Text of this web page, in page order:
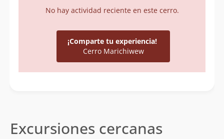
No hay actividad reciente en este cerro.
¡Comparte tu experiencia!
Cerro Marichiwew
Excursiones cercanas